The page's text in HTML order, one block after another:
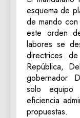
esquema de
de mando
este orden
labores se
directrices
República,
gobernador
solo
eficiencia
propuestas.